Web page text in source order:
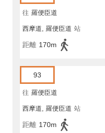
往 羅便臣道
西摩道, 羅便臣道 站
距離 170m
93
往 羅便臣道
西摩道, 羅便臣道 站
距離 170m